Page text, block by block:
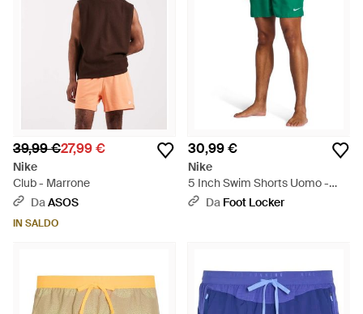
39,99 €27,99 €
Nike
Club - Marrone
DaASOS
IN SALDO
30,99 €
Nike
5 Inch Swim Shorts Uomo -
Verde
Da Foot Locker